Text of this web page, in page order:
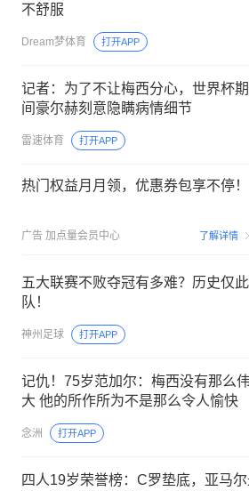
不舒服
Dream梦体育 打开APP
记者：为了不让梅西分心，世界杯期
间豪尔赫刻意隐瞒病情细节
雷速体育 打开APP
热门权益月月领，优惠券包享不停！
广告 加点量会员中心 了解详情
五大联赛不败夺冠有多难？历史仅
队！
神州足球 打开APP
记仇！75岁范加尔：梅西没有那么伟
大 他的所作所为不是那么令人愉快
念洲 打开APP
四人19岁荣誉榜：C罗垫底，亚马